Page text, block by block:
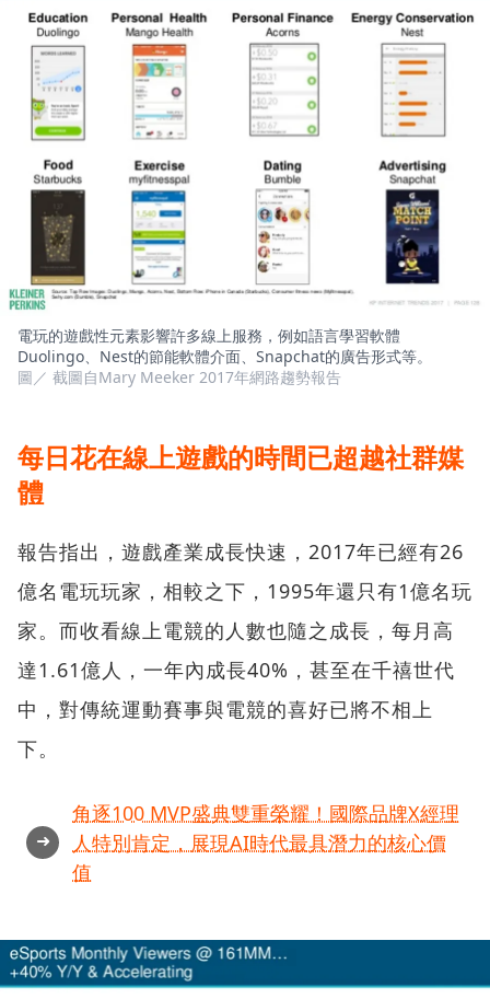
電玩的遊戲性元素影響許多線上服務，例如語言學習軟體
Duolingo、Nest的節能軟體介面、Snapchat的廣告形式等。
圖／ 截圖自Mary Meeker 2017年網路趨勢報告
每日花在線上遊戲的時間已超越社群媒
體
報告指出，遊戲產業成長快速，2017年已經有26
億名電玩玩家，相較之下，1995年還只有1億名玩
家。而收看線上電競的人數也隨之成長，每月高
達1.61億人，一年內成長40%，甚至在千禧世代
中，對傳統運動賽事與電競的喜好已將不相上
下。
➜
角逐100 MVP盛典雙重榮耀！國際品牌X經理
人特別肯定，展現AI時代最具潛力的核心價
值